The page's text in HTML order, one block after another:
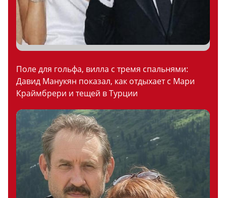
Поле для гольфа, вилла с тремя спальнями:
Давид Манукян показал, как отдыхает с Мари
Краймбрери и тещей в Турции